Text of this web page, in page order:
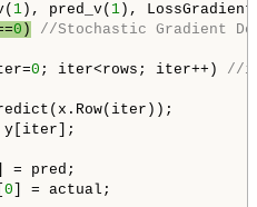
1 ), pred_v( 1
0 )
//Stochastic Gradient
0 ; iter<rows; iter++) //
] = pred;
0 ] = actual;